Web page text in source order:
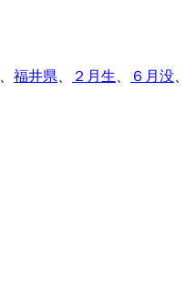
福井県 ２月生 ６月没